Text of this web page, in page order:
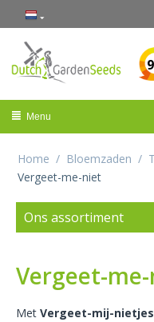
Menu
Home / Bloemzaden /
Vergeet-me-niet
Ons assortiment
Vergeet-
Met Vergeet-mij-